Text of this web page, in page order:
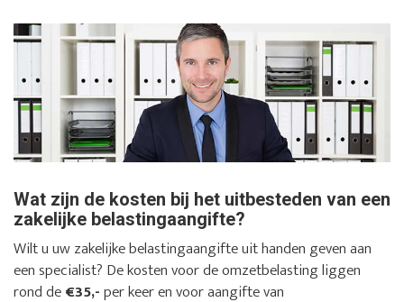
Wat zijn de kosten bij het uitbesteden van een
zakelijke belastingaangifte?
Wilt u uw zakelijke belastingaangifte uit handen geven aan
een specialist? De kosten voor de omzetbelasting liggen
rond de€35,-per keer en voor aangifte van